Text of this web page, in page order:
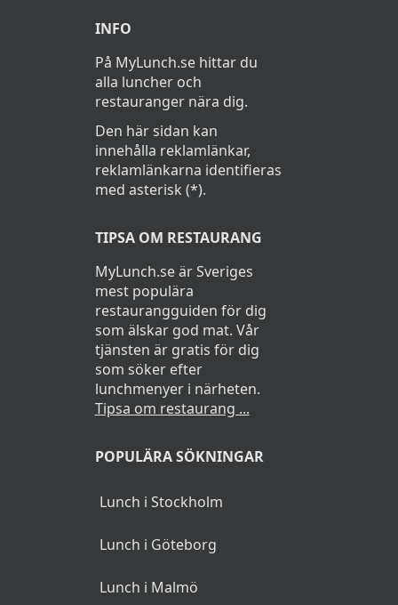
INFO
På MyLunch.se hittar du
alla luncher och
restauranger nära dig.
Den här sidan kan
innehålla reklamlänkar,
reklamlänkarna identifieras
med asterisk (*).
TIPSA OM RESTAURANG
MyLunch.se är Sveriges
mest populära
restaurangguiden för dig
som älskar god mat. Vår
tjänsten är gratis för dig
som söker efter
lunchmenyer i närheten.
Tipsa om restaurang ...
POPULÄRA SÖKNINGAR
Lunch i Stockholm
Lunch i Göteborg
Lunch i Malmö